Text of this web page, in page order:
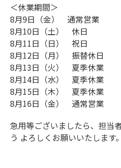
＜休業期間＞
8月9日（金） 通常営業
8月10日（土） 休日
8月11日（日） 祝日
8月12日（月） 振替休日
8月13日（火） 夏季休業
8月14日（水） 夏季休業
8月15日（木） 夏季休業
8月16日（金） 通常営業
急用等ございましたら、担当
う よろしくお願いいたします。